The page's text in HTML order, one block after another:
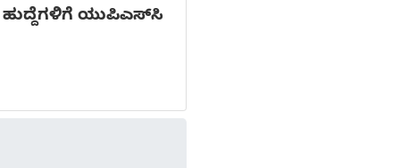
ಹುದ್ದೆಗಳಿಗೆ ಯುಪಿಎಸ್‌ಸಿ